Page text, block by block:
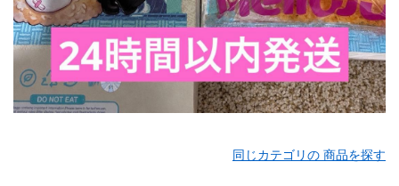
同じカテゴリの 商品を探す